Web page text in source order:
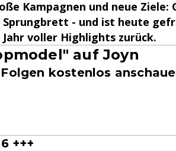
Kampagnen und neue Ziele:
- und ist heute
voller Highlights zurück.
auf Joyn
kostenlos
+++